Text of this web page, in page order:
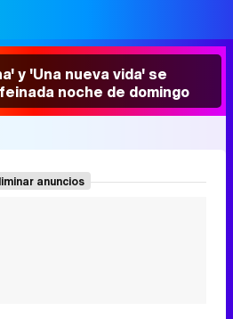
y 'Una nueva vida' se
noche de domingo
anuncios